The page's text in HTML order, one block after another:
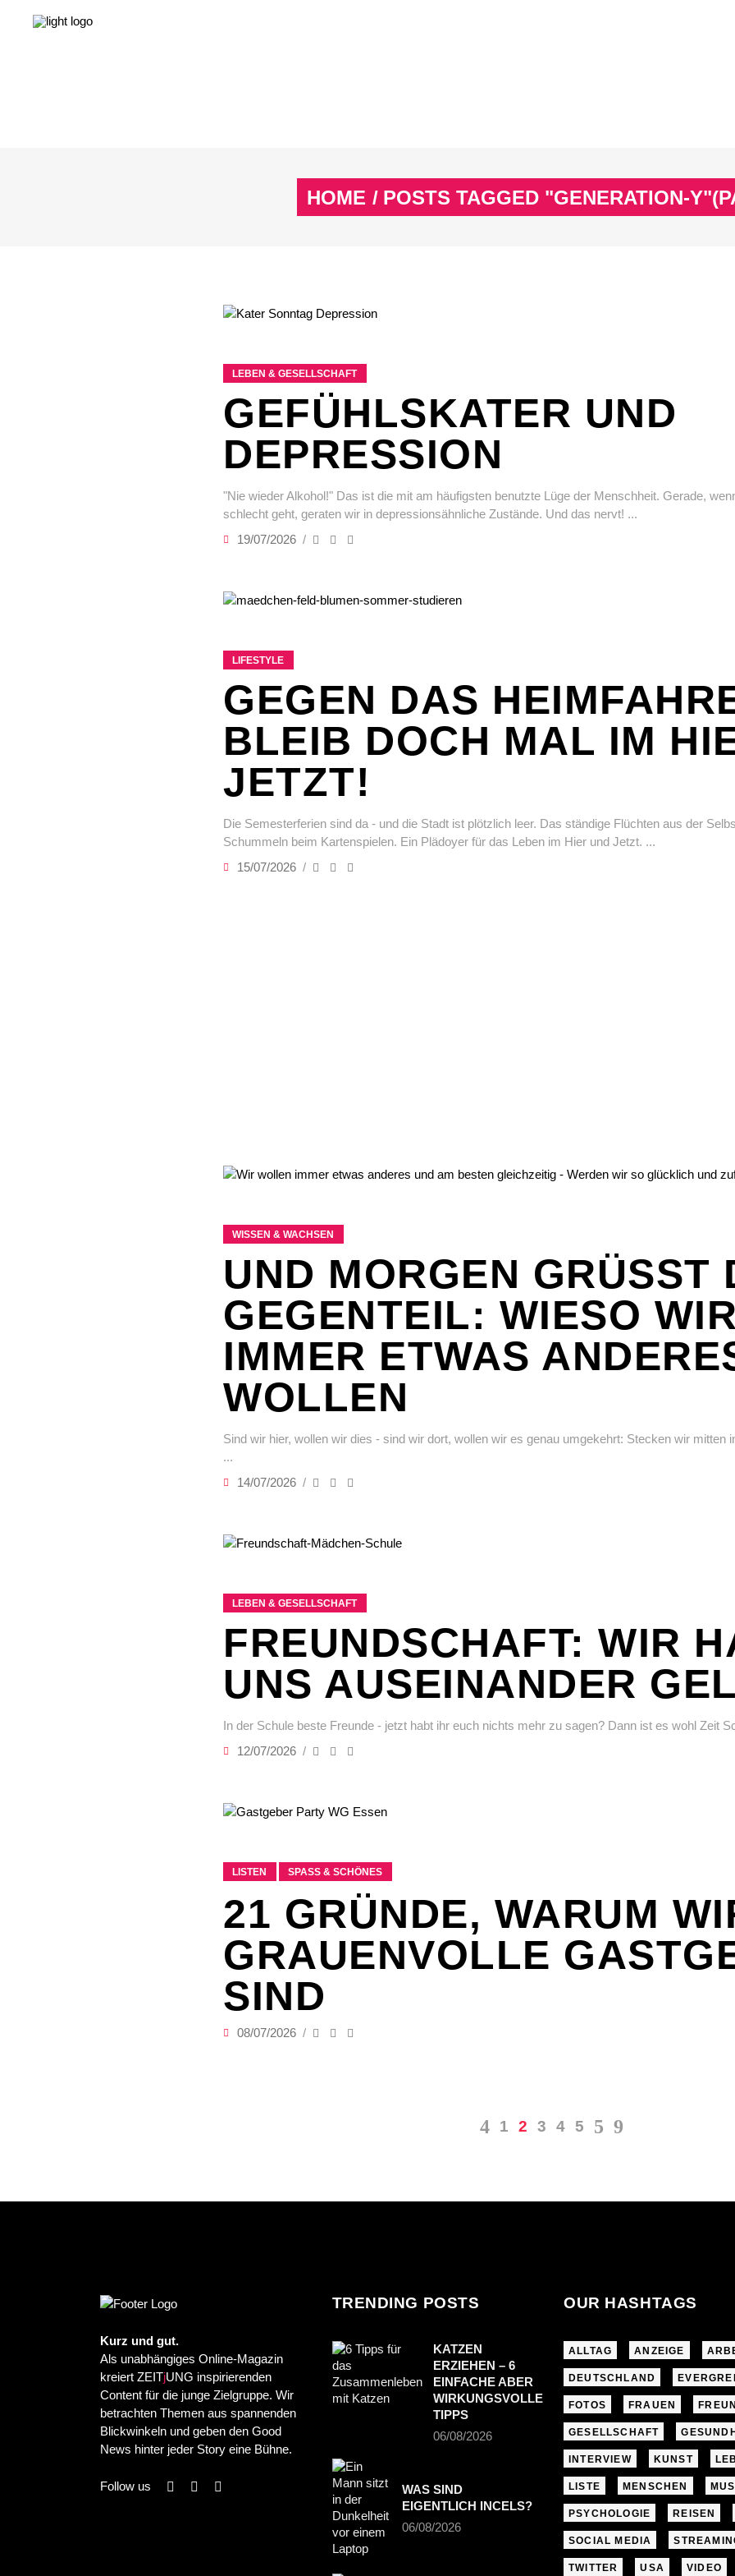
HOME / POSTS TAGGED "GENERATION-Y"
LEBEN & GESELLSCHAFT
GEFÜHLSKATER UND
DEPRESSION
"Nie wieder Alkohol!" Das ist die mit am häufigsten benutzte Lüge der Menschheit. Gerade,
schlecht geht, geraten wir in depressionsähnliche Zustände. Und das nervt!
19/07/2026
LIFESTYLE
GEGEN DAS
BLEIB DOCH MAL IM
JETZT!
Die Semesterferien sind da - und die Stadt ist plötzlich leer. Das ständige Flüchten aus der
Schummeln beim Kartenspielen. Ein Plädoyer für das Leben im Hier und Jetzt.
15/07/2026
WISSEN & WACHSEN
UND MORGEN GRÜSST
EGENTEIL: WIESO WIR I
MMER ETWAS ANDERES
OLLEN
Sind wir hier, wollen wir dies - sind wir dort, wollen wir es genau umgekehrt: Stecken wir mitten
14/07/2026
LEBEN & GESELLSCHAFT
FREUNDSCHAFT: WIR
UNS AUSEINANDER
In der Schule beste Freunde - jetzt habt ihr euch nichts mehr zu sagen? Dann ist es wohl Zeit
12/07/2026
LISTEN SPASS & SCHÖNES
21 GRÜNDE, WARUM
GRAUENVOLLE
SIND
08/07/2026
1 2 3 4 5
Kurz und gut.
Als unabhängiges Online-Magazin
kreiert ZEITjUNG inspirierenden
Content für die junge Zielgruppe. Wir
betrachten Themen aus spannenden
Blickwinkeln und geben den Good
News hinter jeder Story eine Bühne.
Follow us
TRENDING POSTS
KATZEN
ERZIEHEN – 6
EINFACHE ABER
WIRKUNGSVOLLE
TIPPS
06/08/2026
WAS SIND
EIGENTLICH INCELS?
06/08/2026
OUR HASHTAGS
ALLTAG ANZEIGE
DEUTSCHLAND
FOTOS FRAUEN
GESELLSCHAFT
INTERVIEW KUNST
LISTE MENSCHEN
PSYCHOLOGIE REISEN
SOCIAL MEDIA
TWITTER USA VIDEO